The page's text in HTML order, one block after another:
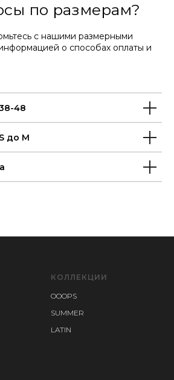
по размерам?
с нашими размерными
о способах оплаты и
48
до M
КОЛЛЕКЦИИ
OOOPS
SUMMER
LATIN